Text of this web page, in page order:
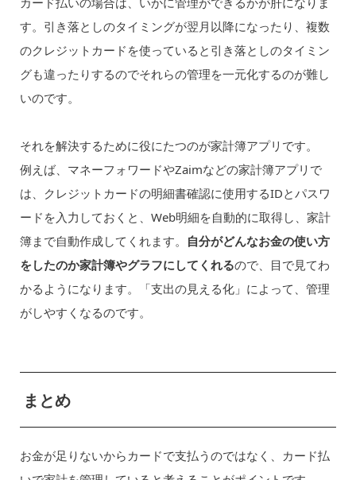
す。引き落としのタイミングが翌月以降になったり、複数
のクレジットカードを使っていると引き落としのタイミン
グも違ったりするのでそれらの管理を一元化するのが難し
いのです。
それを解決するために役にたつのが家計簿アプリです。
例えば、マネーフォワードやZaimなどの家計簿アプリで
は、クレジットカードの明細書確認に使用するIDとパスワ
ードを入力しておくと、Web明細を自動的に取得し、家計
簿まで自動作成してくれます。
自分がどんなお金の使い方
をしたのか家計簿やグラフにしてくれるので、目で見てわ
かるようになります。「支出の見える化」によって、管理
がしやすくなるのです。
まとめ
お金が足りないからカードで支払うのではなく、カード払